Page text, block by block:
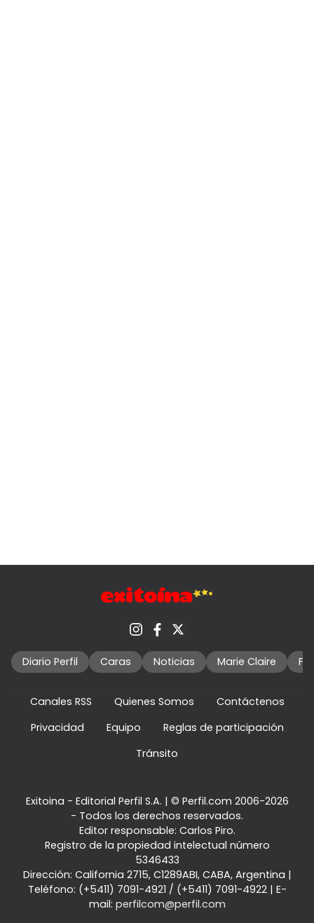
Diario Perfil Caras Noticias Marie Claire
Canales RSS Quienes Somos
Contáctenos
Privacidad
Equipo
Reglas de participación
Tránsito
Exitoina - Editorial Perfil S.A. | © Perfil.com 2006-2026
- Todos los derechos reservados.
Editor responsable: Carlos Piro.
Registro de la propiedad intelectual número
5346433
Dirección: California 2715, C1289ABI, CABA, Argentina |
Teléfono: (+5411) 7091-4921 / (+5411) 7091-4922| E-
mail: perfilcom@perfil.com